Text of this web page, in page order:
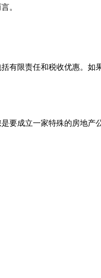
。
有限责任和税收优惠。如
要成立一家特殊的房地